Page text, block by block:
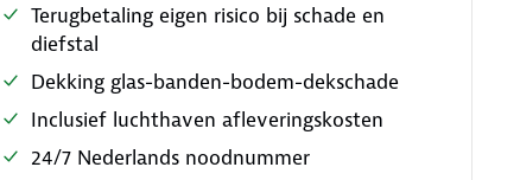
Terugbetaling eigen risico bij schade en
diefstal
Dekking glas-banden-bodem-dekschade
Inclusief luchthaven afleveringskosten
24/7 Nederlands noodnummer